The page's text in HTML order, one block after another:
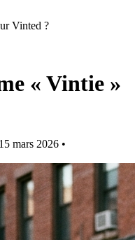
Vinted ?
« Vintie »
15 mars 2026 •